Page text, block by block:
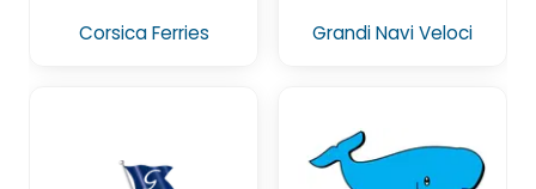
Corsica Ferries Grandi Navi Veloci